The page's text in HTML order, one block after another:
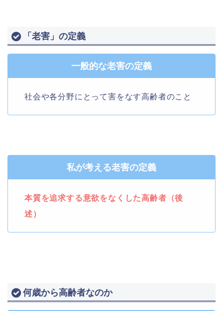
「老害」の定義
一般的な老害の定義
社会や各分野にとって害をなす高齢者のこと
私が考える老害の定義
本質を追求する意欲をなくした高齢者（後
述）
何歳から高齢者なのか